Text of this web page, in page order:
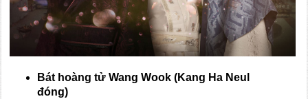
Bát hoàng tử Wang Wook(Kang Ha Neul
đóng)